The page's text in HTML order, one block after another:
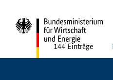
144 Einträge